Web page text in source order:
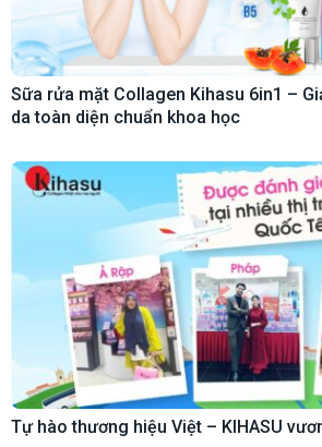
Sữa rửa mặt Collagen Kihasu 6in1 –
da toàn diện chuẩn khoa học
Tự hào thương hiệu Việt – KIHASU